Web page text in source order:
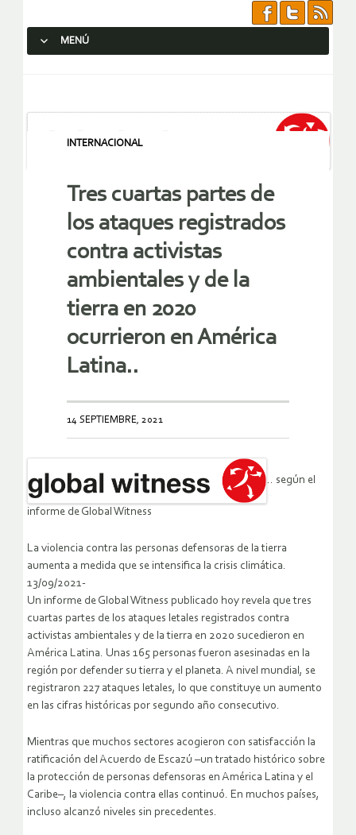
MENÚ
INTERNACIONAL
Tres cuartas partes de
los ataques registrados
contra activistas
ambientales y de la
tierra en 2020
ocurrieron en América
Latina..
14 SEPTIEMBRE, 2021
.. según el
informe de Global Witness
La violencia contra las personas defensoras de la tierra
aumenta a medida que se intensifica la crisis climática.
13/09/2021-
Un informe de Global Witness publicado hoy revela que tres
cuartas partes de los ataques letales registrados contra
activistas ambientales y de la tierra en 2020 sucedieron en
América Latina. Unas 165 personas fueron asesinadas en la
región por defender su tierra y el planeta. A nivel mundial, se
registraron 227 ataques letales, lo que constituye un aumento
en las cifras históricas por segundo año consecutivo.
Mientras que muchos sectores acogieron con satisfacción la
ratificación del Acuerdo de Escazú –un tratado histórico sobre
la protección de personas defensoras en América Latina y el
Caribe–, la violencia contra ellas continuó. En muchos países,
incluso alcanzó niveles sin precedentes.